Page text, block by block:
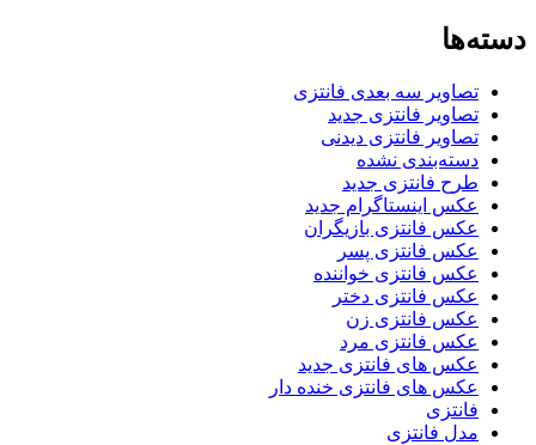
دسته‌ها
تصاویر سه بعدی فانتزی
تصاویر فانتزی جدید
تصاویر فانتزی دیدنی
دسته‌بندی نشده
طرح فانتزی جدید
عکس اینستاگرام جدید
عکس فانتزی بازیگران
عکس فانتزی پسر
عکس فانتزی خواننده
عکس فانتزی دختر
عکس فانتزی زن
عکس فانتزی مرد
عکس های فانتزی جدید
عکس های فانتزی خنده دار
فانتزی
مدل فانتزی